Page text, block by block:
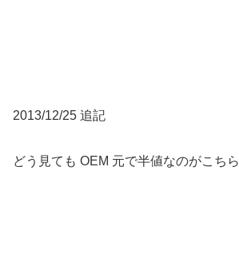
2013/12/25 追記
どう見ても OEM 元で半値なのがこちら